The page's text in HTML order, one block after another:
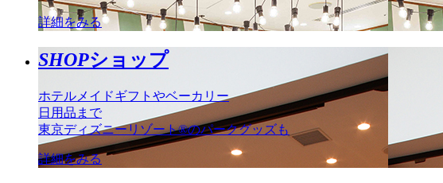
詳細をみる
SHOPショップ
ホテルメイドギフトやベーカリー
日用品まで
東京ディズニーリゾート®のパークグッズも
詳細をみる